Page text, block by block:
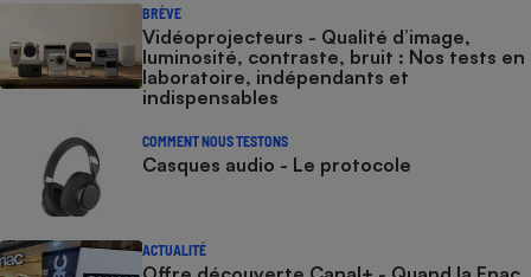
BRÈVE
Vidéoprojecteurs - Qualité d’image,
luminosité, contraste, bruit : Nos tests en
laboratoire, indépendants et
indispensables
COMMENT NOUS TESTONS
Casques audio - Le protocole
ACTUALITÉ